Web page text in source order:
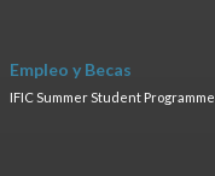
Empleo y Becas
IFIC Summer Student Programme